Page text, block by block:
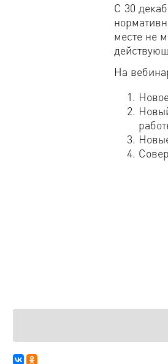
С 30
месте не
На